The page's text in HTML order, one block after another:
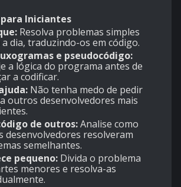
para Iniciantes
Resolva problemas simples
a dia, traduzindo-os em código.
e pseudocódigo:
a lógica do programa antes de
a codificar.
Não tenha medo de pedir
outros desenvolvedores mais
de outros:Analise como
desenvolvedores resolveram
semelhantes.
pequeno: Divida o problema
menores e resolva-as